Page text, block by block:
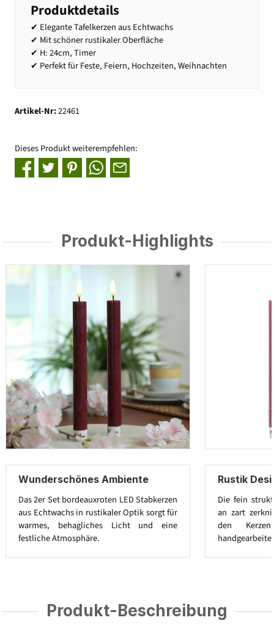
Produktdetails
✔ Elegante Tafelkerzen aus Echtwachs
✔ Mit schöner rustikaler Oberfläche
✔ H: 24cm, Timer
✔ Perfekt für Feste, Feiern, Hochzeiten, Weihnachten
Artikel-Nr:22461
Dieses Produkt weiterempfehlen:
Produkt-Highlights
Wunderschönes Ambiente
Das 2er Set bordeauxroten LED Stabkerzen
aus Echtwachs in rustikaler Optik sorgt für
warmes, behagliches Licht und eine
festliche Atmosphäre.
Rustik
Die fein
an zart
den
Produkt-Beschreibung